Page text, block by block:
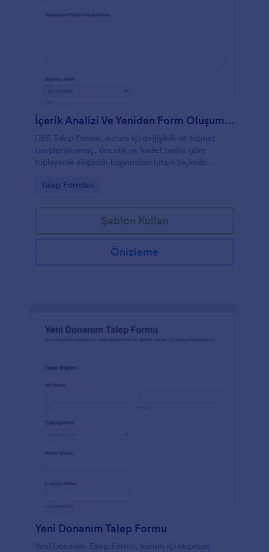
İçerik Analizi Ve Yeniden Form Oluşumu Süreci
DBS Talep Formu, kurum içi değişiklik ve hizmet
taleplerini amaç, öncelik ve hedef tarihe göre
toplayarak ekiplerin başvuruları tutarlı biçimde
Go to Category:
Talep Formları
Şablon Kullan
Önizleme
Yeni Donanım Talep Formu
Yeni Donanım Talep Formu, kurum içi ekipman